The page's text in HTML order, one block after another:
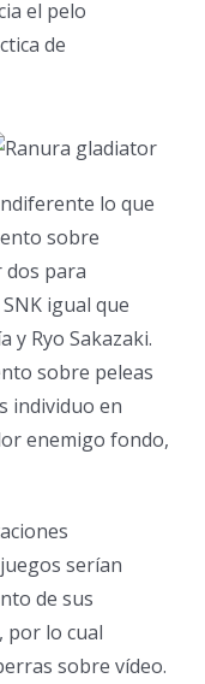
el pelo
de
lo que
sobre
para
igual que
y Ryo Sakazaki.
sobre peleas
individuo en
enemigo fondo,
serían
de sus
por lo cual
sobre vídeo.